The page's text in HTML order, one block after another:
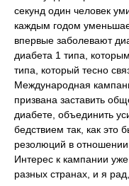
секунд один человек
каждым годом
впервые заболевают
диабета 1 типа,
типа, который тесно
Международная
призвана заставить
диабете, объединить
бедствием так, как это
резолюций в
Интерес к кампании
разных странах, и я